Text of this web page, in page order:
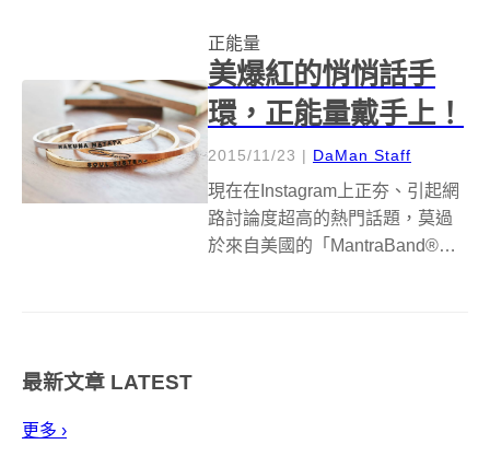
大約 ...
正能量
美爆紅的悄悄話手
環，正能量戴手上！
2015/11/23 | DaMan Staff
現在在Instagram上正夯、引起網
路討論度超高的熱門話題，莫過
於來自美國的「MantraBand®悄
最新文章 LATEST
更多 ›